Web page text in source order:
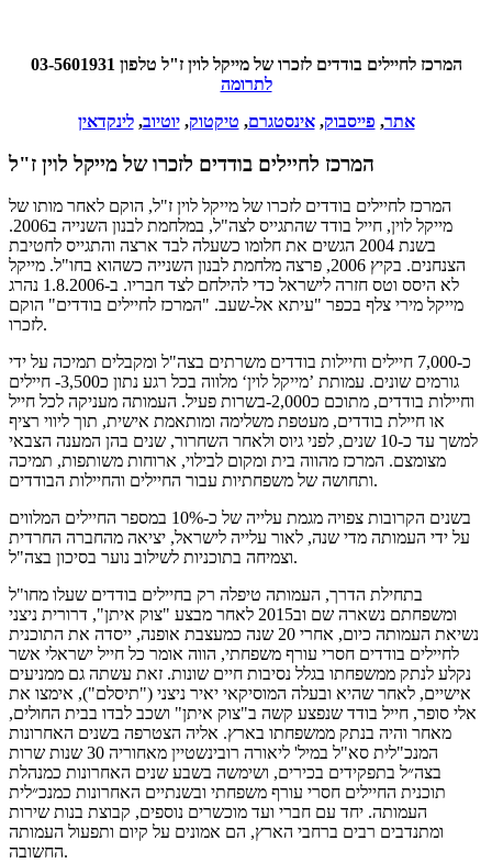
המרכז לחיילים בודדים לזכרו של מייקל לוין ז"ל טלפון 03-5601931
לתרומה
אתר, פייסבוק,אינסטגרם, טיקטוק,יוטיוב,לינקדאין
המרכז לחיילים בודדים לזכרו של מייקל לוין ז"ל
המרכז לחיילים בודדים לזכרו של מייקל לוין ז"ל, הוקם לאחר מותו של
מייקל לוין, חייל בודד שהתגייס לצה"ל, במלחמת לבנון השנייה ב2006.
בשנת 2004 הגשים את חלומו כשעלה לבד ארצה והתגייס לחטיבת
הצנחנים. בקיץ 2006, פרצה מלחמת לבנון השנייה כשהוא בחו"ל. מייקל
לא היסס וטס חזרה לישראל כדי להילחם לצד חבריו. ב-1.8.2006 נהרג
מייקל מירי צלף בכפר "עיתא אל-שעב. "המרכז לחיילים בודדים" הוקם
לזכרו.
כ-7,000 חיילים וחיילות בודדים משרתים בצה"ל ומקבלים תמיכה על ידי
גורמים שונים. עמותת ’מייקל לוין‘ מלווה בכל רגע נתון כ3,500- חיילים
וחיילות בודדים, מתוכם כ2,000-בשרות פעיל. העמותה מעניקה לכל חייל
או חיילת בודדים, מעטפת משלימה ומותאמת אישית, תוך ליווי רציף
למשך עד כ-10 שנים, לפני גיוס ולאחר השחרור, שנים בהן המענה הצבאי
מצומצם. המרכז מהווה בית ומקום לבילוי, ארוחות משותפות, תמיכה
ותחושה של משפחתיות עבור החיילים והחיילות הבודדים.
בשנים הקרובות צפויה מגמת עלייה של כ-10% במספר החיילים המלווים
על ידי העמותה מדי שנה, לאור עלייה לישראל, יציאה מהחברה החרדית
וצמיחה בתוכניות לשילוב נוער בסיכון בצה"ל.
בתחילת הדרך, העמותה טיפלה רק בחיילים בודדים שעלו מחו"ל
ומשפחתם נשארה שם וב2015 לאחר מבצע "צוק איתן", דרורית ניצני
נשיאת העמותה כיום, אחרי 20 שנה כמעצבת אופנה, ייסדה את התוכנית
לחיילים בודדים חסרי עורף משפחתי, הווה אומר כל חייל ישראלי אשר
נקלע לנתק ממשפחתו בגלל נסיבות חיים שונות. זאת עשתה גם ממניעים
אישיים, לאחר שהיא ובעלה המוסיקאי יאיר ניצני ("תיסלם"), אימצו את
אלי סופר, חייל בודד שנפצע קשה ב"צוק איתן" ושכב לבדו בבית החולים,
מאחר והיה בנתק ממשפחתו בארץ. אליה הצטרפה בשנים האחרונות
המנכ"לית סא"ל במיל' ליאורה רובינשטיין מאחוריה 30 שנות שרות
בצה״ל בתפקידים בכירים, ושימשה בשבע שנים האחרונות כמנהלת
תוכנית החיילים חסרי עורף משפחתי ובשנתיים האחרונות כמנכ״לית
העמותה. יחד עם חברי ועד מוכשרים נוספים, קבוצת בנות שירות
ומתנדבים רבים ברחבי הארץ, הם אמונים על קיום ותפעול העמותה
החשובה.